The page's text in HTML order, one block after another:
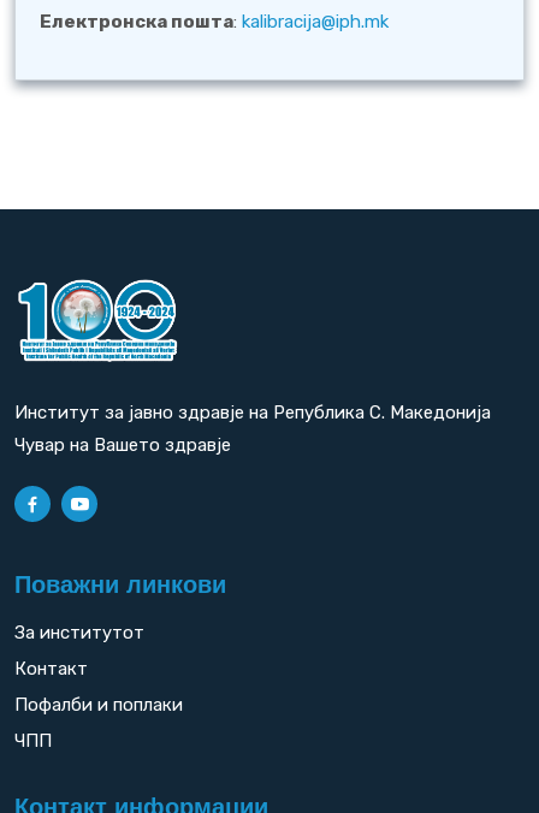
Електронска пошта: kalibracija@iph.mk
Институт за јавно здравје на Република С. Македонија
Чувар на Вашето здравје
Поважни линкови
За институтот
Контакт
Пофалби и поплаки
ЧПП
Контакт информации